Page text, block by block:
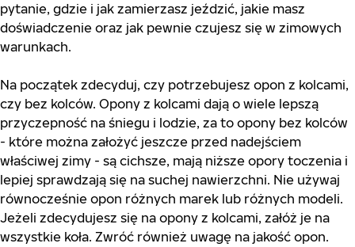
pytanie, gdzie i jak zamierzasz jeździć, jakie masz
doświadczenie oraz jak pewnie czujesz się w zimowych
warunkach.
Na początek zdecyduj, czy potrzebujesz opon z kolcami,
czy bez kolców. Opony z kolcami dają o wiele lepszą
przyczepność na śniegu i lodzie, za to opony bez kolców
- które można założyć jeszcze przed nadejściem
właściwej zimy - są cichsze, mają niższe opory toczenia i
lepiej sprawdzają się na suchej nawierzchni. Nie używaj
równocześnie opon różnych marek lub różnych modeli.
Jeżeli zdecydujesz się na opony z kolcami, załóż je na
wszystkie koła. Zwróć również uwagę na jakość opon.